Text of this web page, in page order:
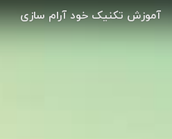
آموزش تکنیک خود آرام سازی